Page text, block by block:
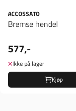
ACCOSSATO
Bremse hendel
577,-
Ikke på lager
Kjøp